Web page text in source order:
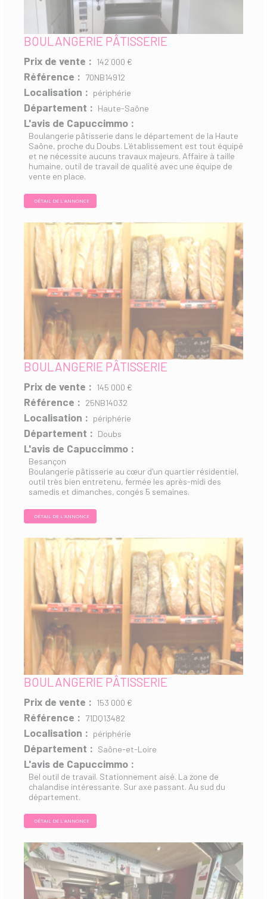
BOULANGERIE PÂTISSERIE
Prix de vente : 142 000 €
Référence : 70NB14912
Localisation : périphérie
Département : Haute-Saône
L'avis de Capuccimmo :
Boulangerie pâtisserie dans le département de la Haute
Saône, proche du Doubs. L'établissement est tout équipé
et ne nécessite aucuns travaux majeurs. Affaire à taille
humaine, outil de travail de qualité avec une équipe de
vente en place.
DÉTAIL DE L'ANNONCE
BOULANGERIE PÂTISSERIE
Prix de vente : 145 000 €
Référence : 25NB14032
Localisation : périphérie
Département : Doubs
L'avis de Capuccimmo :
Besançon
Boulangerie pâtisserie au cœur d'un quartier résidentiel,
outil très bien entretenu, fermée les après-midi des
samedis et dimanches, congés 5 semaines.
DÉTAIL DE L'ANNONCE
BOULANGERIE PÂTISSERIE
Prix de vente : 153 000 €
Référence : 71DQ13482
Localisation : périphérie
Département : Saône-et-Loire
L'avis de Capuccimmo :
Bel outil de travail. Stationnement aisé. La zone de
chalandise intéressante. Sur axe passant. Au sud du
département.
DÉTAIL DE L'ANNONCE